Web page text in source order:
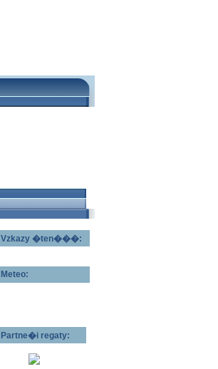
Vzkazy �ten���:
Meteo:
Partne�i regaty: